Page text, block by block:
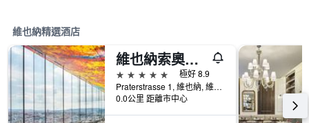
維也納精選酒店
維也納索奧酒店
5星級
極好 8.9
Praterstrasse 1, 維也納, 維也納, 奧地利
0.0公里 距離市中心